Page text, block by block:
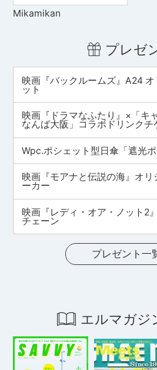
Mikamikan
プレゼ
映画『バックルームズ』A24
ット
映画『ドラマなふたり』×「キ
なんば大阪」コラボドリンクチ
Wpc.ポシェット型日傘「遮光
映画『モアナと伝説の海』オ
ーカー
映画『レディ・オア・ノット2
チェーン
プレゼント一
エルマガジ